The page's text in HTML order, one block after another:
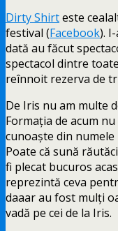
Dirty Shirteste
festival (Facebook).
dată au făcut
spectacol dintre
reînnoit rezerva de
De Iris nu am multe
Formația de acum
cunoaște din numele
Poate că sună
fi plecat bucuros
reprezintă ceva
daaar au fost mulți
vadă pe cei de la Iris.